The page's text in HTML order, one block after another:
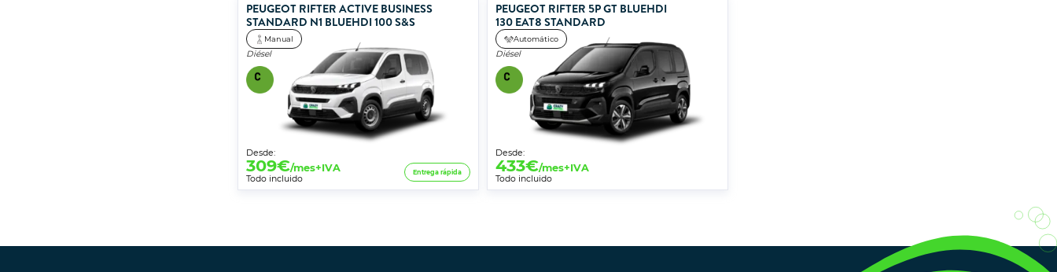
PEUGEOT RIFTER ACTIVE BUSINESS
STANDARD N1 BLUEHDI 100 S&S
Manual
Diésel
Desde:
309€/mes+IVA
Todo incluido
Entrega rápida
PEUGEOT RIFTER 5P GT BLUEHDI
130 EAT8 STANDARD
Automático
Diésel
Desde:
433€/mes+IVA
Todo incluido